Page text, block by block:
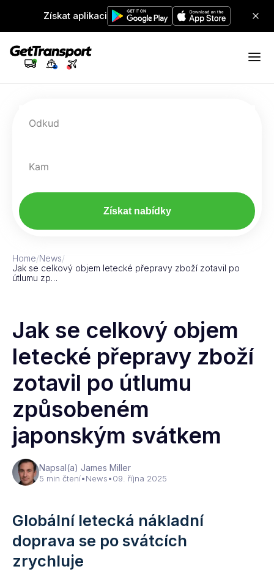
Získat aplikaci
Odkud
Kam
Získat nabídky
Home/News/
Jak se celkový objem letecké přepravy zboží zotavil po
útlumu zp…
Jak se celkový objem
letecké přepravy zboží
zotavil po útlumu
způsobeném
japonským svátkem
Napsal(a) James Miller
5 min čtení•News•09. října 2025
Globální letecká nákladní
doprava se po svátcích
zrychluje